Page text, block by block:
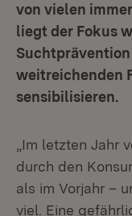
von vielen
liegt der Fokus
weitreichenden
sensibilisieren.
„Im letzten Jahr
durch den
als im Vorjahr –
viel. Eine